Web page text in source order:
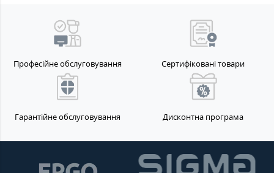
Професійне обслуговування Сертифіковані товари
Гарантійне обслуговування Дисконтна програма